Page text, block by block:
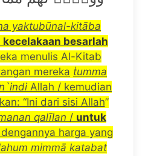
yaktubūnal-kitāba
kecelakaan besarlah
menulis Al-Kitab
mereka ṫumma
Allah / kemudian
“Ini dari sisi Allah”
qalīlan / untuk
dengannya harga yang
mimmā katabat